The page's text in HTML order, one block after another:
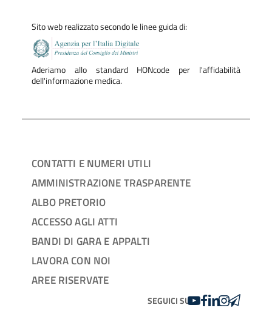
Sito web realizzato secondo le linee guida di:
Aderiamo allo standard HONcode per l'affidabilità
dell'informazione medica.
CONTATTI E NUMERI UTILI
AMMINISTRAZIONE TRASPARENTE
ALBO PRETORIO
ACCESSO AGLI ATTI
BANDI DI GARA E APPALTI
LAVORA CON NOI
AREE RISERVATE
SEGUICI SUYOUTUBE
FACEBOOK
LINKEDIN
INSTAGRAM